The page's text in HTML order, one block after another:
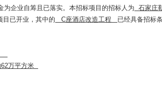
为企业自筹且已落实。本招标项目的招标人为 石家庄
目已开业，其中的 C座酒店改造工程 已经具备招标
62万平方米